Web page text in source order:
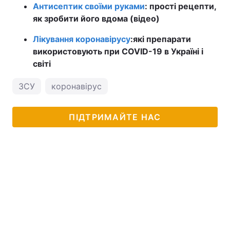
Антисептик своїми руками: прості рецепти,
як зробити його вдома (відео)
Лікування коронавірусу:які препарати
використовують при COVID-19 в Україні і
світі
ЗСУ коронавірус
ПІДТРИМАЙТЕ НАС